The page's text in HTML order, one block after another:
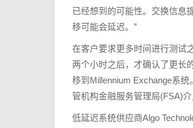
已经想到的可能性。交换信息
移可能会延迟。”
在客户要求更多时间进行测试
两个小时之后，才确认了更长
移到Millennium Exchange系
管机构金融服务管理局(FSA)介
低延迟系统供应商Algo